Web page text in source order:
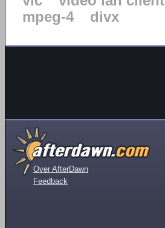
mpeg-4
divx
Over AfterDawn
Feedback